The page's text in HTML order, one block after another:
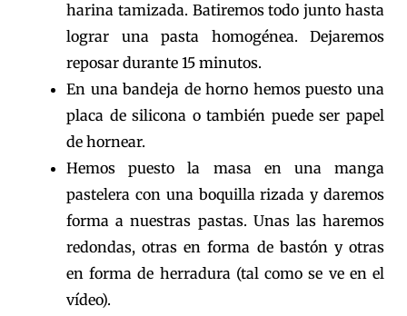
harina tamizada. Batiremos todo junto hasta
lograr una pasta homogénea. Dejaremos
reposar durante 15 minutos.
En una bandeja de horno hemos puesto una
placa de silicona o también puede ser papel
de hornear.
Hemos puesto la masa en una manga
pastelera con una boquilla rizada y daremos
forma a nuestras pastas. Unas las haremos
redondas, otras en forma de bastón y otras
en forma de herradura (tal como se ve en el
vídeo).